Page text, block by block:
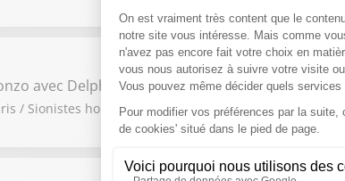
avec Delphine Burkli
/ Sionistes hors de notre ville » : l’affiche de la honte